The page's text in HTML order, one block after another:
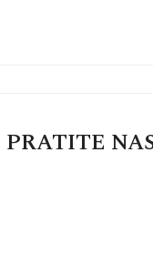
PRATITE